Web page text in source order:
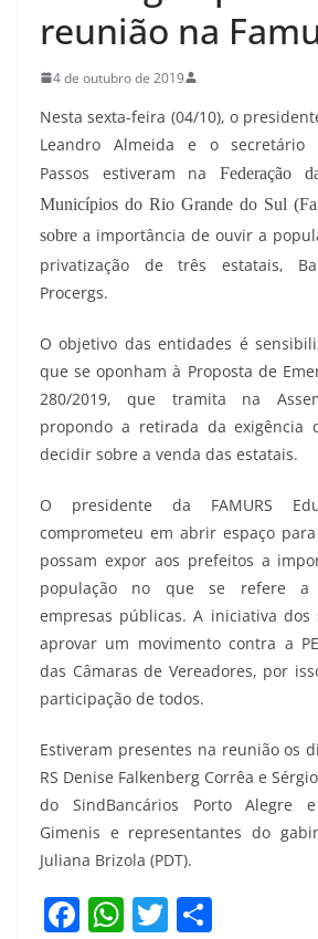
reunião na
4 de outubro de 2019
Nesta sexta-feira (04/10), o
Leandro Almeida e o secretário
Passos estiveram na Federação
Municípios do Rio Grande do Sul
sobre a importância de ouvir a
privatização de três estatais,
Procergs.
O objetivo das entidades é
que se oponham à Proposta de
280/2019, que tramita na
propondo a retirada da exigência
decidir sobre a venda das estatais.
O presidente da FAMURS
comprometeu em abrir espaço
possam expor aos prefeitos a
população no que se refere a
empresas públicas. A iniciativa dos
aprovar um movimento contra a
das Câmaras de Vereadores, por
participação de todos.
Estiveram presentes na reunião os
RS Denise Falkenberg Corrêa e
do SindBancários Porto Alegre
Gimenis e representantes do
Juliana Brizola (PDT).
F W T